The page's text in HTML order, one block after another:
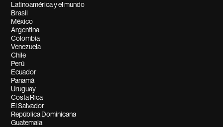
Latinoamérica y el mundo
Brasil
México
Argentina
Colombia
Venezuela
Chile
Perú
Ecuador
Panamá
Uruguay
Costa Rica
El Salvador
República Dominicana
Guatemala